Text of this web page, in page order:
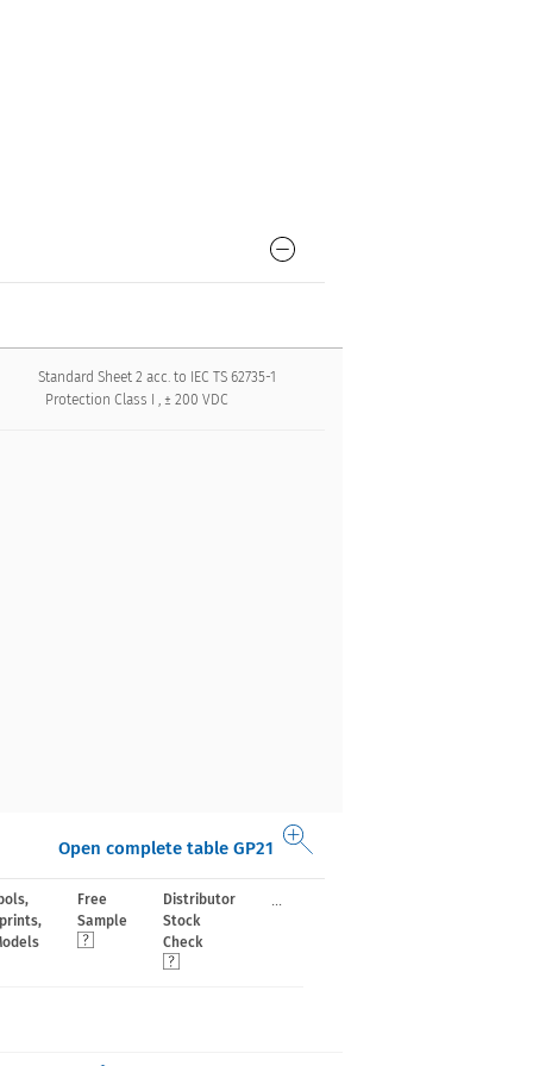
Standard Sheet 2 acc. to IEC TS 62735-1
Protection Class I , ± 200 VDC
Open complete table GP21
Free
Sample
Distributor
Stock
Check
...